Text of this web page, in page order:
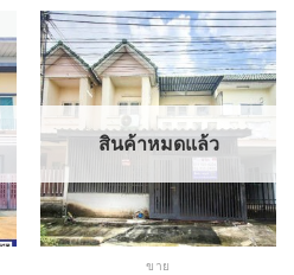
สินค้าหมดแล้ว
ขาย